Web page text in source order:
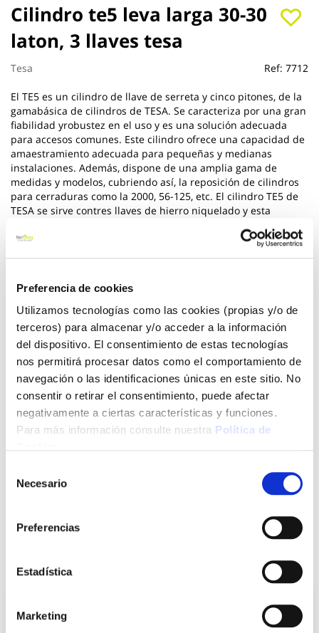
Preferencia de cookies
Utilizamos tecnologías como las cookies (propias y/o de
terceros) para almacenar y/o acceder a la información
del dispositivo. El consentimiento de estas tecnologías
nos permitirá procesar datos como el comportamiento de
navegación o las identificaciones únicas en este sitio. No
consentir o retirar el consentimiento, puede afectar
negativamente a ciertas características y funciones.
Para más información consulte nuestra Política de
Necesario
Preferencias
Estadística
Marketing
Cilindro te5 leva larga 30-30
laton, 3 llaves tesa
Tesa Ref: 7712
El TE5 es un cilindro de llave de serreta y cinco pitones, de la
gamabásica de cilindros de TESA. Se caracteriza por una gran
fiabilidad yrobustez en el uso y es una solución adecuada
para accesos comunes. Este cilindro ofrece una capacidad de
amaestramiento adecuada para pequeñas y medianas
instalaciones. Además, dispone de una amplia gama de
medidas y modelos, cubriendo así, la reposición de cilindros
para cerraduras como la 2000, 56-125, etc. El cilindro TE5 de
TESA se sirve contres llaves de hierro niquelado y esta
Añadir al carrito
Click&Collect - Recogida gratis
en nuestras tiendas
Envío a domicilio:
5 días hábiles
+ INFO
Saltar
al
comienzo
de
la
de
imágenes